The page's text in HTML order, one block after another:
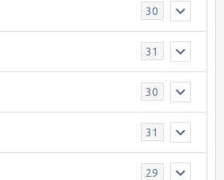
30
31
30
31
29